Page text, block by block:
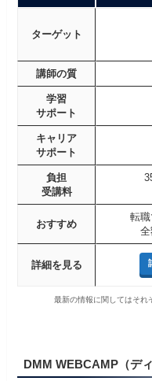
ターゲット
講師の質
学習
サポート
キャリア
サポート
負担
受講料
おすすめ
転
全
詳細を見る
最新の情報に関してはそれ
DMM WEBCAMP（デ